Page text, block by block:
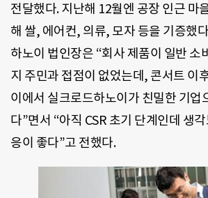
전달했다. 지난해 12월엔 공장 인근 마
해 쌀, 에어컨, 의류, 모자 등을 기증했
하노이 법인장은 “회사 제품이 일반 소
지 주민과 접점이 없었는데, 콘서트 이
이에서 실크로드하노이가 친밀한 기업
다”면서 “아직 CSR 초기 단계인데 생
응이 좋다”고 전했다.